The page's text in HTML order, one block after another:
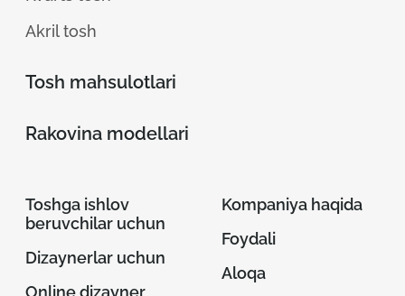
Akril tosh
Tosh mahsulotlari
Rakovina modellari
Toshga ishlov
beruvchilar uchun
Dizaynerlar uchun
Online dizayner
Kompaniya haqida
Foydali
Aloqa